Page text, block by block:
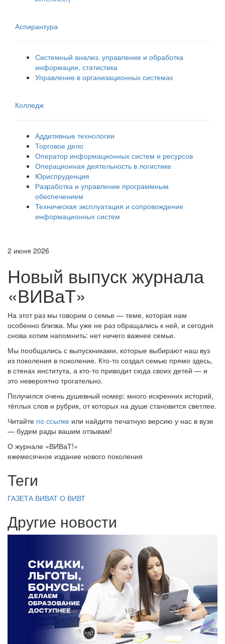
Аспирантура
Системный анализ, управление и обработка
информации, статистика
Управление в организационных системах
Колледж
Аддитивные технологии
Торговое дело
Оператор информационных систем и ресурсов
Операционная деятельность в логистике
Юриспруденция
Разработка и управление программным
обеспечением
Техническая эксплуатация и сопровождение
информационных систем
2 июня 2026
Новый выпуск журнала
«ВИВаТ»
На этот раз мы говорим о семье — теме, которая нам
особенно близка. Мы уже не раз обращались к ней, и сегодня
снова хотим напомнить: нет ничего важнее семьи.
Мы пообщались с выпускниками, которые выбирают наш вуз
из поколения в поколение. Кто‑то создал семью прямо здесь,
в стенах института, а кто‑то приводит сюда своих детей — и
это невероятно трогательно.
Получился очень душевный номер: много искренних историй,
тёплых слов и рубрик, от которых на душе становится светлее.
Читайте по ссылке или найдите печатную версию у нас в вузе
— будем рады вашим отзывам!
О журнале «ВИВаТ!»
ежемесячное издание нового поколения
Теги
ГАЗЕТА ВИВАТ О ВИВТ
Другие новости